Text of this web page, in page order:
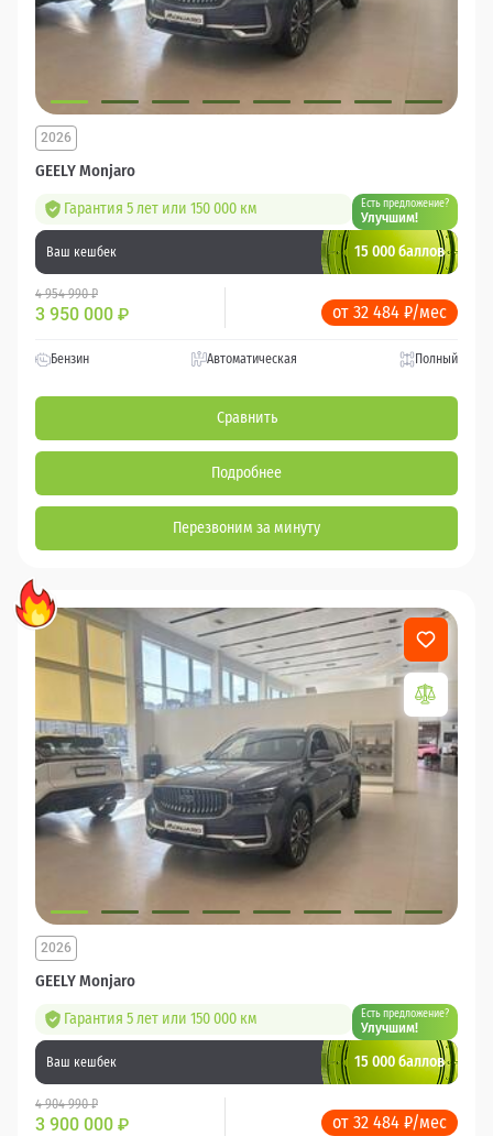
GEELY Monjaro
2026
Гарантия 5 лет или 150 000 км Есть предложение?
Улучшим!
Ваш кешбек 15 000 баллов
4 954 990 ₽
3 950 000 ₽ от 32 484 ₽/мес
Бензин Автоматическая Полный
Сравнить
Подробнее
Перезвоним за минуту
GEELY Monjaro
2026
Гарантия 5 лет или 150 000 км Есть предложение?
Улучшим!
Ваш кешбек 15 000 баллов
4 904 990 ₽
3 900 000 ₽ от 32 484 ₽/мес